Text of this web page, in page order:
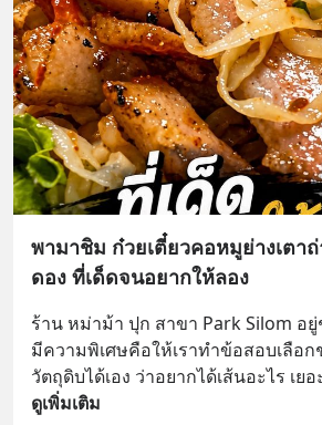
พามาชิม ก๋วยเตี๋ยวคอหมูย่างเตา
ดอง ที่เด็ดจนอยากให้ลอง
ร้าน หม่าม้า ปุก สาขา Park Silom อ
มีความพิเศษคือให้เราทำข้อสอบเลือ
วัตถุดิบได้เอง ว่าอยากได้เส้นอะไร เย
ดูเพิ่มเติม